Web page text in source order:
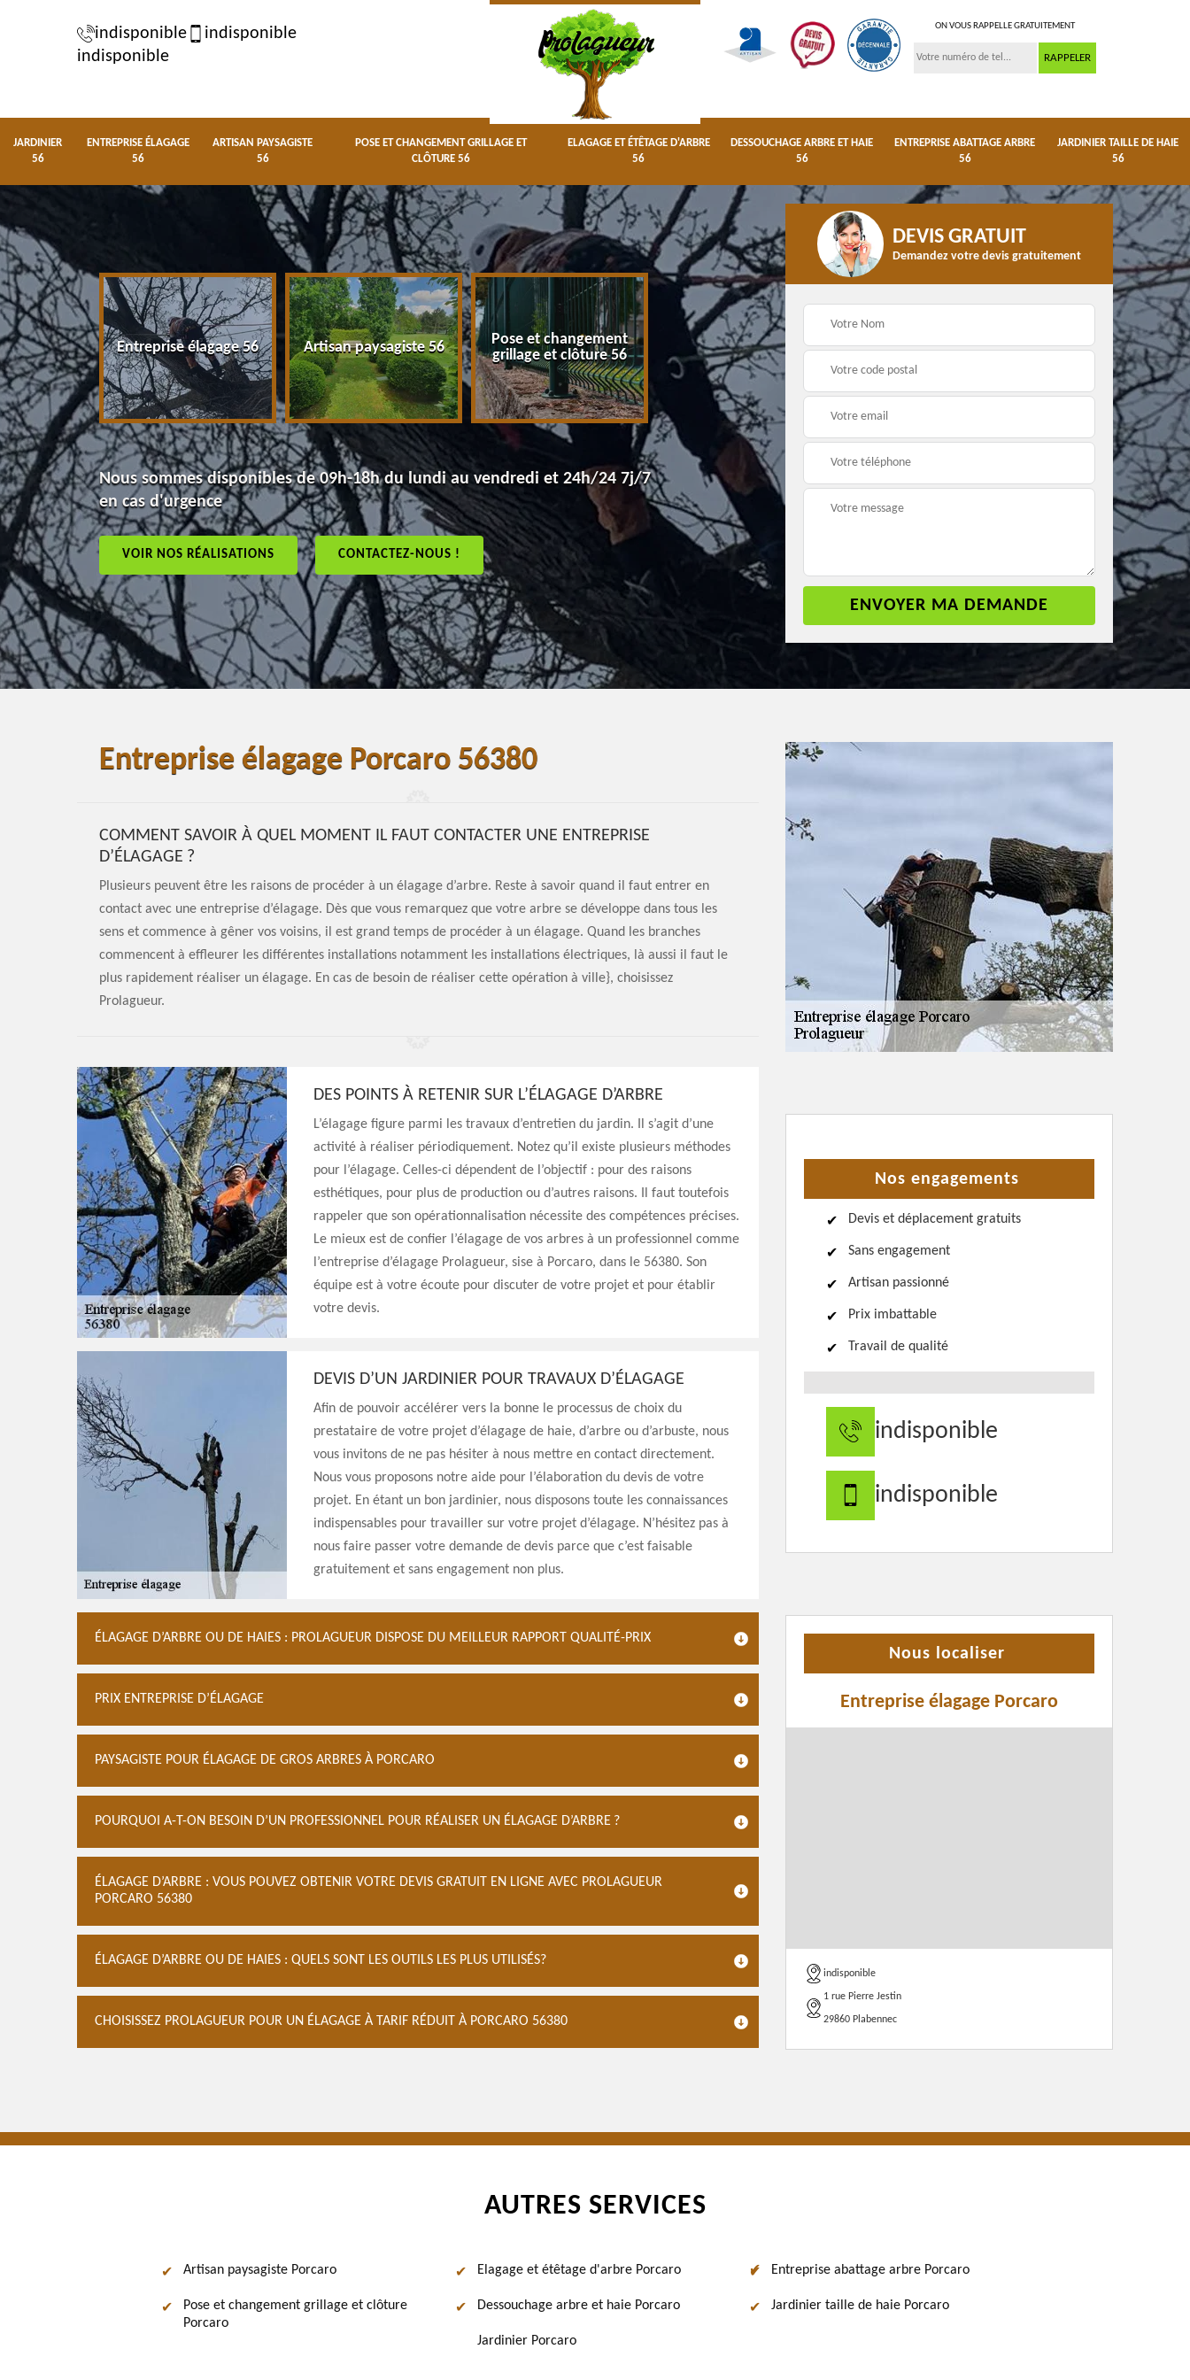
indisponible
indisponible
indisponible
ON VOUS RAPPELLE GRATUITEMENT
JARDINIER
56
ENTREPRISE ÉLAGAGE
56
ARTISAN PAYSAGISTE
56
POSE ET CHANGEMENT GRILLAGE ET
CLÔTURE 56
ELAGAGE ET ÉTÊTAGE D'ARBRE
56
DESSOUCHAGE ARBRE ET HAIE
56
ENTREPRISE ABATTAGE ARBRE
56
JARDINIER TAILLE DE HAIE
56
56 Entreprise élagage 56 Artisan paysagiste 56
Pose et changement
grillage et clôture 56
Elagage et étêtage
d'arbre 56
haie 56
Entreprise abattage
arbre 56
Nous sommes disponibles de 09h-18h du lundi au vendredi et 24h/24 7j/7
en cas d'urgence
VOIR NOS RÉALISATIONS CONTACTEZ-NOUS !
DEVIS GRATUIT
Demandez votre devis gratuitement
Entreprise élagage Porcaro 56380
COMMENT SAVOIR À QUEL MOMENT IL FAUT CONTACTER UNE ENTREPRISE
D’ÉLAGAGE ?
Plusieurs peuvent être les raisons de procéder à un élagage d’arbre. Reste à savoir quand il faut entrer en
contact avec une entreprise d’élagage. Dès que vous remarquez que votre arbre se développe dans tous les
sens et commence à gêner vos voisins, il est grand temps de procéder à un élagage. Quand les branches
commencent à effleurer les différentes installations notamment les installations électriques, là aussi il faut le
plus rapidement réaliser un élagage. En cas de besoin de réaliser cette opération à ville}, choisissez
Prolagueur.
DES POINTS À RETENIR SUR L’ÉLAGAGE D’ARBRE
L’élagage figure parmi les travaux d’entretien du jardin. Il s’agit d’une
activité à réaliser périodiquement. Notez qu’il existe plusieurs méthodes
pour l’élagage. Celles-ci dépendent de l’objectif : pour des raisons
esthétiques, pour plus de production ou d’autres raisons. Il faut toutefois
rappeler que son opérationnalisation nécessite des compétences précises.
Le mieux est de confier l’élagage de vos arbres à un professionnel comme
l’entreprise d’élagage Prolagueur, sise à Porcaro, dans le 56380. Son
équipe est à votre écoute pour discuter de votre projet et pour établir
votre devis.
DEVIS D’UN JARDINIER POUR TRAVAUX D’ÉLAGAGE
Afin de pouvoir accélérer vers la bonne le processus de choix du
prestataire de votre projet d’élagage de haie, d’arbre ou d’arbuste, nous
vous invitons de ne pas hésiter à nous mettre en contact directement.
Nous vous proposons notre aide pour l’élaboration du devis de votre
projet. En étant un bon jardinier, nous disposons toute les connaissances
indispensables pour travailler sur votre projet d’élagage. N’hésitez pas à
nous faire passer votre demande de devis parce que c’est faisable
gratuitement et sans engagement non plus.
ÉLAGAGE D’ARBRE OU DE HAIES : PROLAGUEUR DISPOSE DU MEILLEUR RAPPORT QUALITÉ-PRIX
PRIX ENTREPRISE D’ÉLAGAGE
PAYSAGISTE POUR ÉLAGAGE DE GROS ARBRES À PORCARO
POURQUOI A-T-ON BESOIN D’UN PROFESSIONNEL POUR RÉALISER UN ÉLAGAGE D’ARBRE ?
ÉLAGAGE D’ARBRE : VOUS POUVEZ OBTENIR VOTRE DEVIS GRATUIT EN LIGNE AVEC PROLAGUEUR
PORCARO 56380
ÉLAGAGE D’ARBRE OU DE HAIES : QUELS SONT LES OUTILS LES PLUS UTILISÉS?
CHOISISSEZ PROLAGUEUR POUR UN ÉLAGAGE À TARIF RÉDUIT À PORCARO 56380
Nos engagements
Devis et déplacement gratuits
Sans engagement
Artisan passionné
Prix imbattable
Travail de qualité
indisponible
indisponible
Nous localiser
Entreprise élagage Porcaro
indisponible
1 rue Pierre Jestin
29860 Plabennec
AUTRES SERVICES
Artisan paysagiste Porcaro
Pose et changement grillage et clôture
Porcaro
Elagage et étêtage d'arbre Porcaro
Dessouchage arbre et haie Porcaro
Jardinier Porcaro
Entreprise abattage arbre Porcaro
Jardinier taille de haie Porcaro